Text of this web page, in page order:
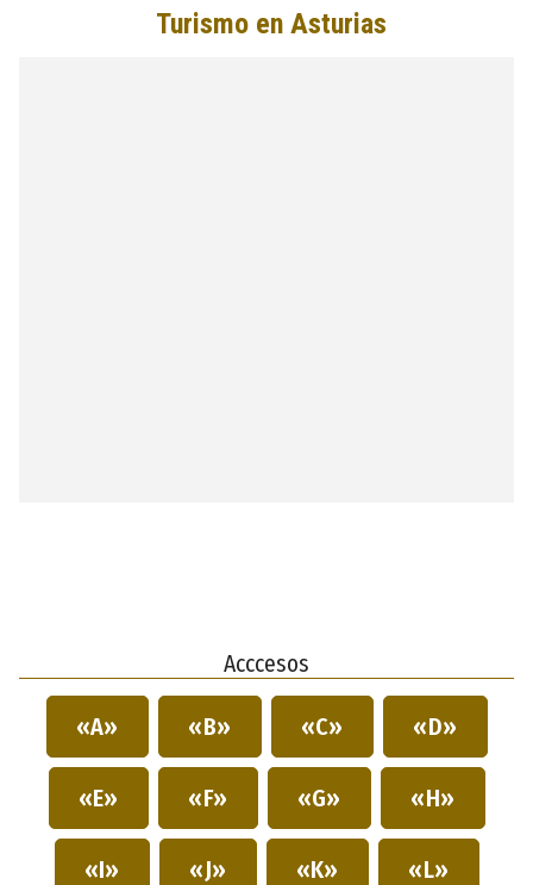
Acccesos
«A» «B» «C» «D»
«E» «F» «G» «H»
«I» «J» «K» «L»